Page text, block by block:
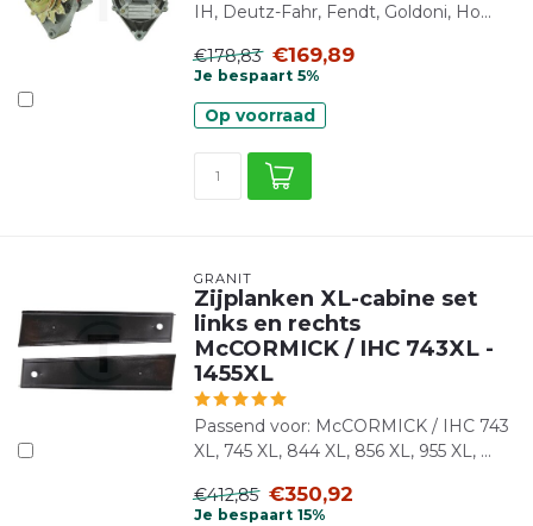
IH, Deutz-Fahr, Fendt, Goldoni, Ho...
€178,83 €169,89
Je bespaart 5%
Op voorraad
GRANIT
Zijplanken XL-cabine set
links en rechts
McCORMICK / IHC 743XL -
1455XL
Passend voor: McCORMICK / IHC 743
XL, 745 XL, 844 XL, 856 XL, 955 XL, ...
€412,85 €350,92
Je bespaart 15%